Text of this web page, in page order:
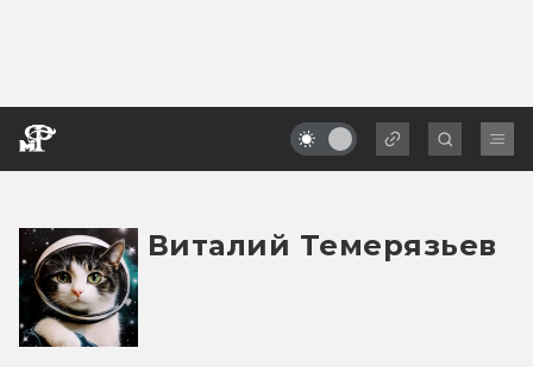
Виталий Темерязьев